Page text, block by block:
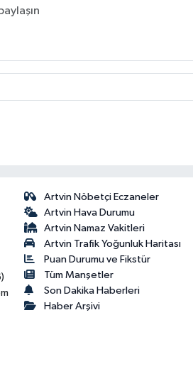
Artvin Nöbetçi Eczaneler
Artvin Hava Durumu
Artvin Namaz Vakitleri
Artvin Trafik Yoğunluk Haritası
Puan Durumu ve Fikstür
Tüm Manşetler
Son Dakika Haberleri
Haber Arşivi